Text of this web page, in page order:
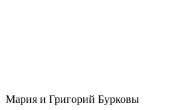
Мария и Григорий Бурковы